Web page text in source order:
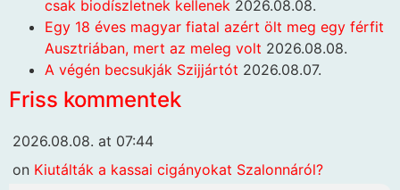
csak biodíszletnek kellenek 2026.08.08.
Egy 18 éves magyar fiatal azért ölt meg egy férfit
Ausztriában, mert az meleg volt 2026.08.08.
A végén becsukják Szijjártót 2026.08.07.
Friss kommentek
2026.08.08. at 07:44
on Kiutálták a kassai cigányokat Szalonnáról?